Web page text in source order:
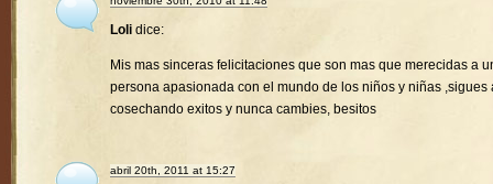
Loli dice:
Mis mas sinceras felicitaciones que son mas que merecidas a
persona apasionada con el mundo de los niños y niñas ,sigues
cosechando exitos y nunca cambies, besitos
abril 20th, 2011 at 15:27